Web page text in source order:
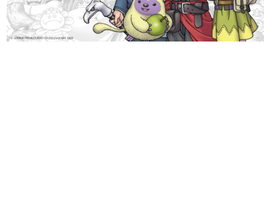
なんでゲームは面白い？
ゲーム開発者・hamatsu氏がゲームの魅力を画面や操作の
具体的な形から解き明かしていく、硬派で骨太な評論連載